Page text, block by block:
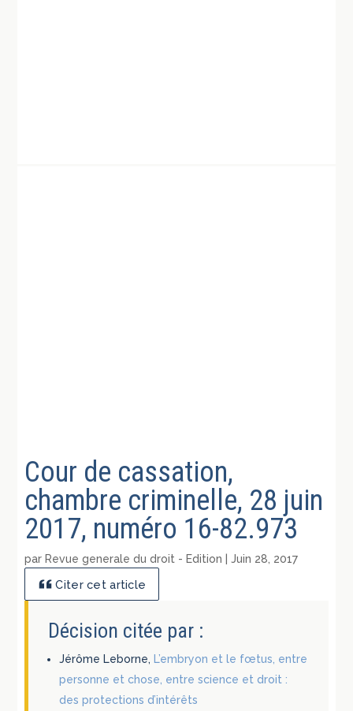
Cour de cassation,
chambre criminelle, 28 juin
2017, numéro 16-82.973
par Revue generale du droit - Edition |Juin 28, 2017
Citer cet article
Décision citée par :
Jérôme Leborne, L’embryon et le fœtus, entre
personne et chose, entre science et droit :
des protections d’intérêts